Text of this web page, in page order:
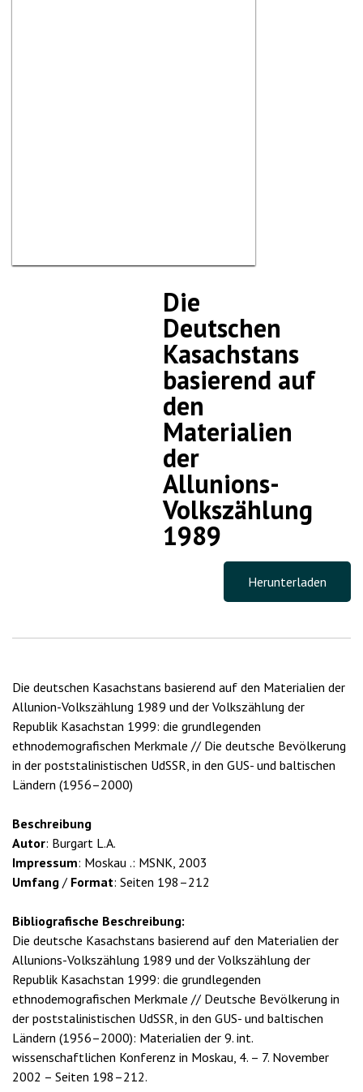
Die
Deutschen
Kasachstans
basierend auf
den
Materialien
der
Allunions-
Volkszählung
1989
Herunterladen
Die deutschen Kasachstans basierend auf den Materialien der
Allunion-Volkszählung 1989 und der Volkszählung der
Republik Kasachstan 1999: die grundlegenden
ethnodemografischen Merkmale // Die deutsche Bevölkerung
in der poststalinistischen UdSSR, in den GUS- und baltischen
Ländern (1956–2000)
Beschreibung
Autor: Burgart L.A.
Impressum: Moskau .: MSNK, 2003
Umfang / Format: Seiten 198–212
Bibliografische Beschreibung:
Die deutsche Kasachstans basierend auf den Materialien der
Allunions-Volkszählung 1989 und der Volkszählung der
Republik Kasachstan 1999: die grundlegenden
ethnodemografischen Merkmale // Deutsche Bevölkerung in
der poststalinistischen UdSSR, in den GUS- und baltischen
Ländern (1956–2000): Materialien der 9. int.
wissenschaftlichen Konferenz in Moskau, 4. – 7. November
2002 – Seiten 198–212.